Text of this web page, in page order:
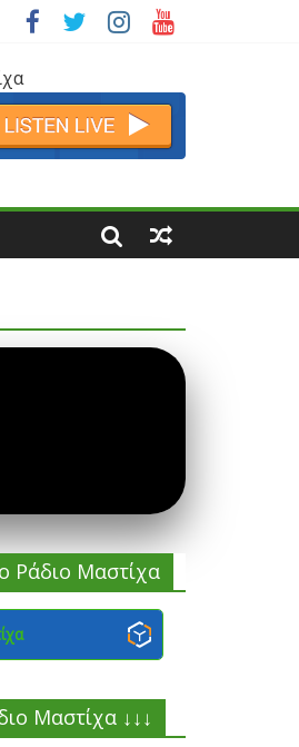
Ράδιο Μαστίχα
Μαστίχα ↓↓↓